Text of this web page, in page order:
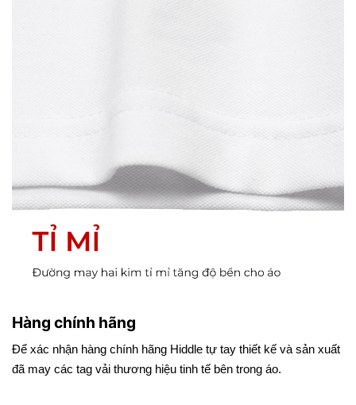
Hàng chính hãng
Để xác nhận hàng chính hãng Hiddle tự tay thiết kế và sản xuất
đã may các tag vải thương hiệu tinh tế bên trong áo.